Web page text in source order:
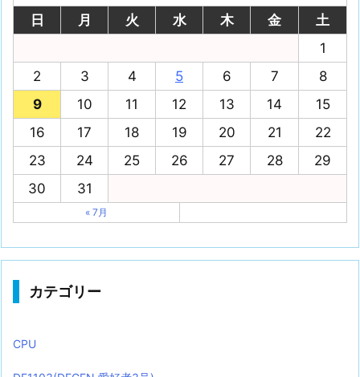
日
月 火 水 木 金
土
1
2
3 4 5 6 7
8
9
10 11 12 13 14
15
16
17 18 19 20 21
22
23
24 25 26 27 28
29
30
31
« 7月
カテゴリー
CPU